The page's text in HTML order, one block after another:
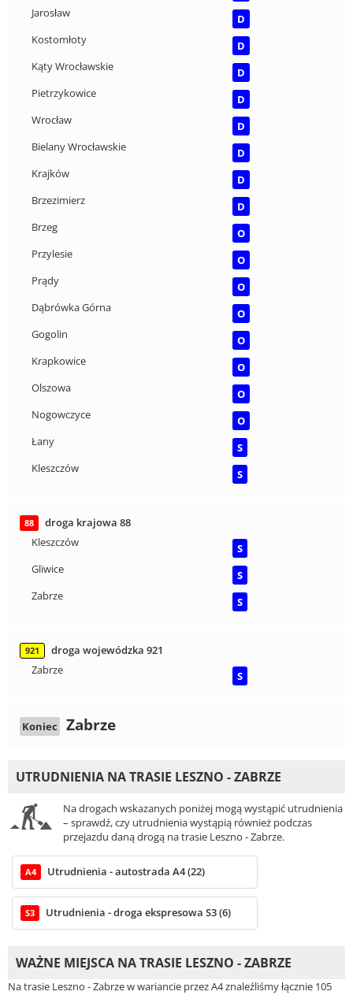
Jarosław
D
Kostomłoty
D
Kąty Wrocławskie
D
Pietrzykowice
D
Wrocław
D
Bielany Wrocławskie
D
Krajków
D
Brzezimierz
D
Brzeg
O
Przylesie
O
Prądy
O
Dąbrówka Górna
O
Gogolin
O
Krapkowice
O
Olszowa
O
Nogowczyce
O
Łany
S
Kleszczów
S
88
droga krajowa 88
Kleszczów
S
Gliwice
S
Zabrze
S
921
droga wojewódzka 921
Zabrze
S
Koniec Zabrze
UTRUDNIENIA NA TRASIE LESZNO - ZABRZE
Na drogach wskazanych poniżej mogą wystąpić utrudnienia
– sprawdź, czy utrudnienia wystąpią również podczas
przejazdu daną drogą na trasie Leszno - Zabrze.
A4 Utrudnienia - autostrada A4 (22)
S3 Utrudnienia - droga ekspresowa S3 (6)
WAŻNE MIEJSCA NA TRASIE LESZNO - ZABRZE
Na trasie Leszno - Zabrze w wariancie przez A4 znaleźliśmy łącznie 105